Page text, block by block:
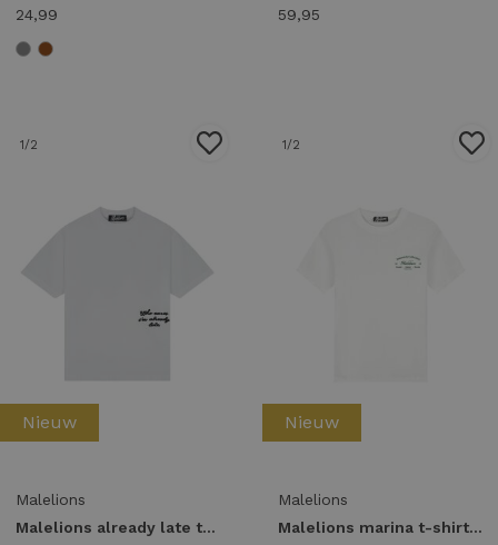
24,99
59,95
1/2
Nieuw
Malelions
Malelions already late t-shirt mma50026031 Print T-shirts 40001 white
1/2
Nieuw
Malelions
Malelions marina t-shirt mma50026049 Print T-shirts 40001 white